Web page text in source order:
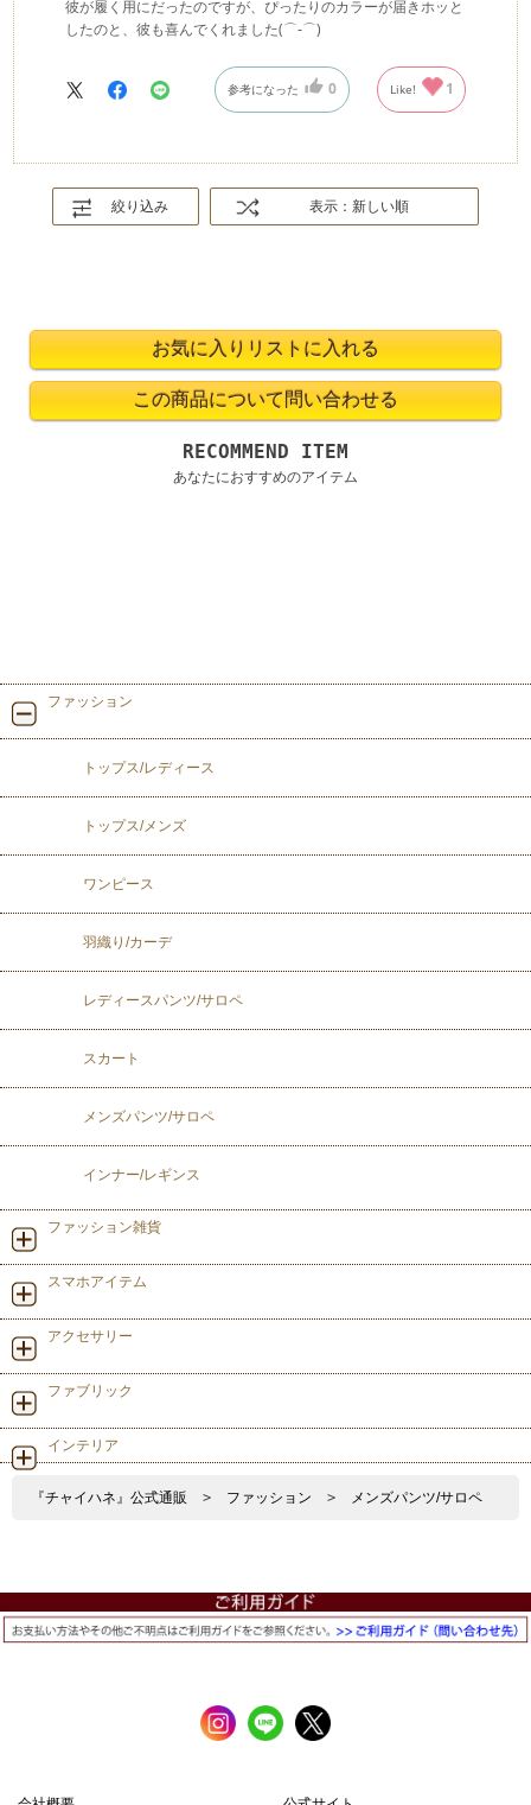
彼が履く用にだったのですが、ぴったりのカラーが届きホッと
したのと、彼も喜んでくれました(⌒‐⌒)
参考になった 0 Like! 1
絞り込み 表示：新しい順
RECOMMEND ITEM
あなたにおすすめのアイテム
ファッション
トップス/レディース
トップス/メンズ
ワンピース
羽織り/カーデ
レディースパンツ/サロペ
スカート
メンズパンツ/サロペ
インナー/レギンス
ファッション雑貨
スマホアイテム
アクセサリー
ファブリック
インテリア
『チャイハネ』公式通販 > ファッション > メンズパンツ/サロペ